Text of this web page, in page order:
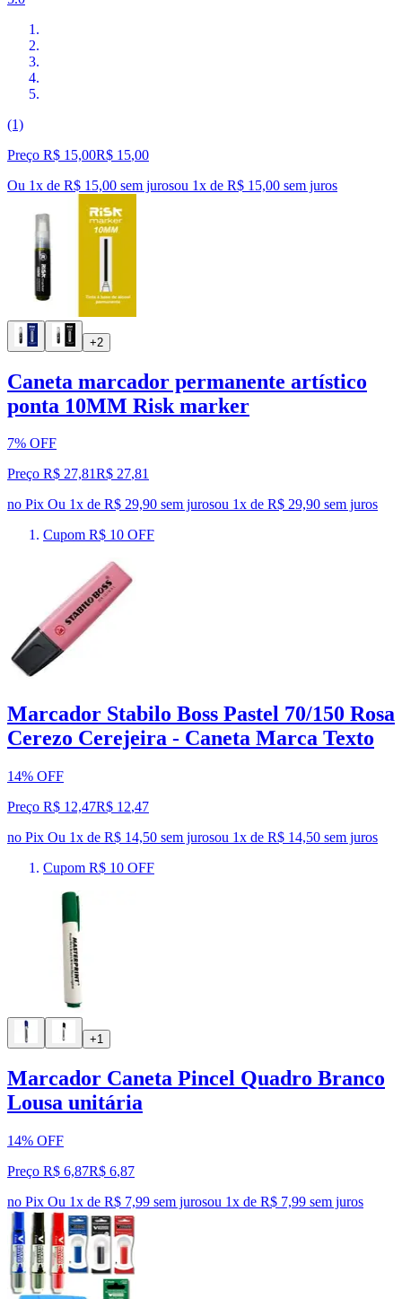
(1)
Preço R$ 15,00R$ 15,00
Ou 1x de R$ 15,00 sem jurosou 1x de R$ 15,00 sem juros
+2
Caneta marcador permanente artístico
ponta 10MM Risk marker
7% OFF
Preço R$ 27,81R$ 27,81
no Pix Ou 1x de R$ 29,90 sem jurosou 1x de R$ 29,90 sem juros
Cupom R$ 10 OFF
Marcador Stabilo Boss Pastel 70/150 Rosa
Cerezo Cerejeira - Caneta Marca Texto
14% OFF
Preço R$ 12,47R$ 12,47
no Pix Ou 1x de R$ 14,50 sem jurosou 1x de R$ 14,50 sem juros
Cupom R$ 10 OFF
+1
Marcador Caneta Pincel Quadro Branco
Lousa unitária
14% OFF
Preço R$ 6,87R$ 6,87
no Pix Ou 1x de R$ 7,99 sem jurosou 1x de R$ 7,99 sem juros